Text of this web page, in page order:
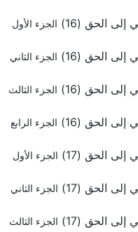
إلى الحق (16) الجزء الأول
إلى الحق (16) الجزء الثاني
إلى الحق (16) الجزء الثالث
إلى الحق (16) الجزء الرابع
إلى الحق (17) الجزء الأول
إلى الحق (17) الجزء الثاني
إلى الحق (17) الجزء الثالث